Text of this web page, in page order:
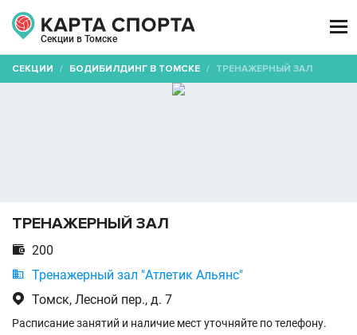
Секции в Томске

СЕКЦИИ / БОДИБИЛДИНГ В ТОМСКЕ / ТРЕНАЖЕРНЫЙ ЗАЛ
ТРЕНАЖЕРНЫЙ ЗАЛ
 200
 Тренажерный зал "Атлетик Альянс"
 Томск, Лесной пер., д. 7
Расписание занятий и наличие мест уточняйте по телефону.